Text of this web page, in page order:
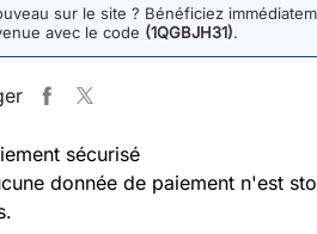
sur le site ? Bénéficiez
avec le code (1QGBJH31).
sécurisé
donnée de paiement n'est